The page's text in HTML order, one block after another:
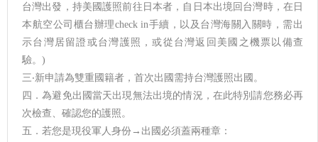
台灣出發，持美國護照前往日本者，自日本出境回台灣時，在日
本航空公司櫃台辦理check in手續，以及台灣海關入關時，需出
示台灣居留證或台灣護照，或從台灣返回美國之機票以備查
驗。)
三‧新申請為雙重國籍者，首次出國需持台灣護照出國。
四．為避免出國當天出現無法出境的情況，在此特別請您務必再
次檢查、確認您的護照。
五．若您是現役軍人身份→出國必須蓋兩種章：